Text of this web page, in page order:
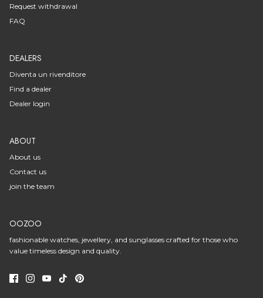
Request withdrawal
FAQ
DEALERS
Diventa un rivenditore
Find a dealer
Dealer login
ABOUT
About us
Contact us
join the team
OOZOO
fashionable watches, jewellery, and sunglasses crafted for those who
value timeless design and quality.